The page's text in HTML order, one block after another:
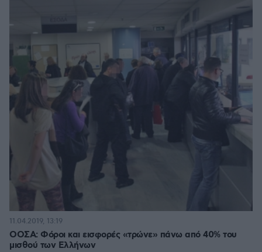
ΟΟΣΑ: Φόροι και εισφορές «τρώνε» πάνω από 40% του
μισθού των Ελλήνων
11.04.2019, 13:19